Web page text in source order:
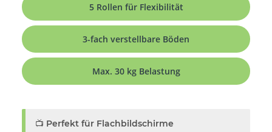
5 Rollen für Flexibilität
3-fach verstellbare Böden
Max. 30 kg Belastung
📺 Perfekt für Flachbildschirme